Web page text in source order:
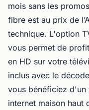
mois sans les
fibre est au prix de
technique. L'option
vous permet de
en HD sur votre
inclus avec le
vous bénéficiez
internet maison haut